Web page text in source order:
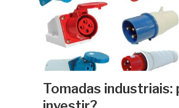
Tomadas industriais: